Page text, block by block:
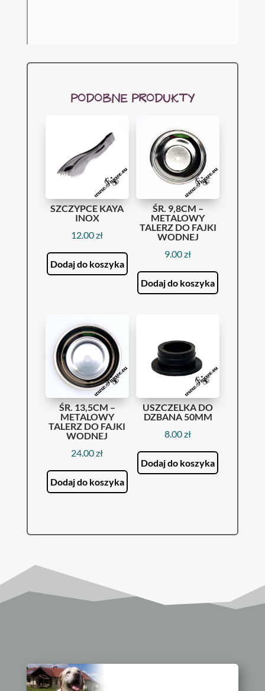
PODOBNE PRODUKTY
SZCZYPCE KAYA
INOX
12.00zł
Dodaj do koszyka
ŚR. 9,8CM –
METALOWY
TALERZ DO FAJKI
WODNEJ
9.00zł
Dodaj do koszyka
ŚR. 13,5CM –
METALOWY
TALERZ DO FAJKI
WODNEJ
24.00zł
Dodaj do koszyka
USZCZELKA DO
DZBANA 50MM
8.00zł
Dodaj do koszyka